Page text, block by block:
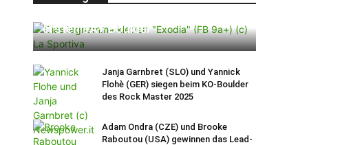
ersten 9A+ Boulder
Janja Garnbret (SLO) und Yannick
Flohè (GER) siegen beim KO-Boulder
des Rock Master 2025
Adam Ondra (CZE) und Brooke
Raboutou (USA) gewinnen das Lead-